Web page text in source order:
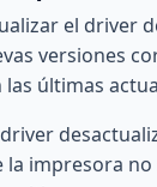
el driver
versiones
las últimas
la impresora